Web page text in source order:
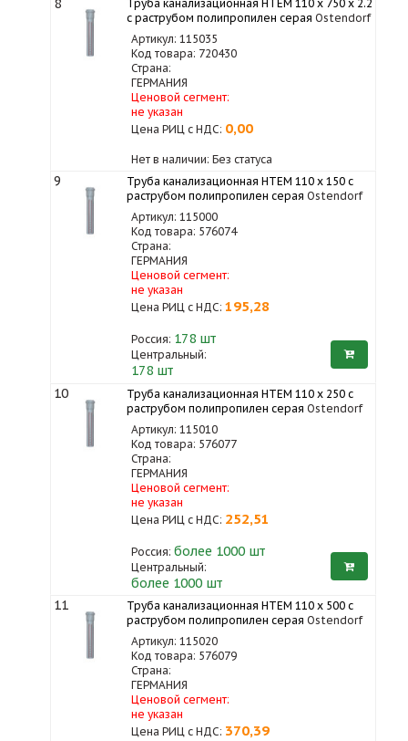
8
Труба канализационная HTEM 110 x 750 x 2.2
с раструбом полипропилен серая Ostendorf
Артикул: 115035
Код товара: 720430
Страна:
ГЕРМАНИЯ
Ценовой сегмент:
не указан
Цена РИЦ с НДС: 0,00
Нет в наличии: Без статуса
9
Труба канализационная HTEM 110 x 150 с
раструбом полипропилен серая Ostendorf
Артикул: 115000
Код товара: 576074
Страна:
ГЕРМАНИЯ
Ценовой сегмент:
не указан
Цена РИЦ с НДС: 195,28
Россия: 178 шт
Центральный:
178 шт
10
Труба канализационная HTEM 110 x 250 с
раструбом полипропилен серая Ostendorf
Артикул: 115010
Код товара: 576077
Страна:
ГЕРМАНИЯ
Ценовой сегмент:
не указан
Цена РИЦ с НДС: 252,51
Россия: более 1000 шт
Центральный:
более 1000 шт
11
Труба канализационная HTEM 110 x 500 с
раструбом полипропилен серая Ostendorf
Артикул: 115020
Код товара: 576079
Страна:
ГЕРМАНИЯ
Ценовой сегмент:
не указан
Цена РИЦ с НДС: 370,39